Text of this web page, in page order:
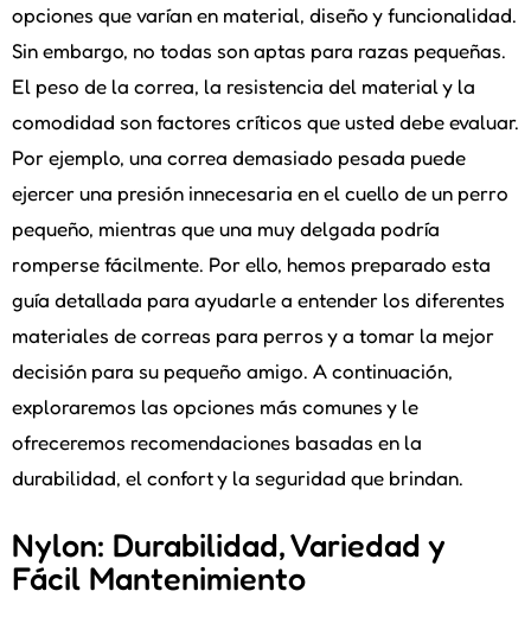
opciones que varían en material, diseño y funcionalidad.
Sin embargo, no todas son aptas para razas pequeñas.
El peso de la correa, la resistencia del material y la
comodidad son factores críticos que usted debe evaluar.
Por ejemplo, una correa demasiado pesada puede
ejercer una presión innecesaria en el cuello de un perro
pequeño, mientras que una muy delgada podría
romperse fácilmente. Por ello, hemos preparado esta
guía detallada para ayudarle a entender los diferentes
materiales de correas para perros y a tomar la mejor
decisión para su pequeño amigo. A continuación,
exploraremos las opciones más comunes y le
ofreceremos recomendaciones basadas en la
durabilidad, el confort y la seguridad que brindan.
Nylon: Durabilidad, Variedad y
Fácil Mantenimiento